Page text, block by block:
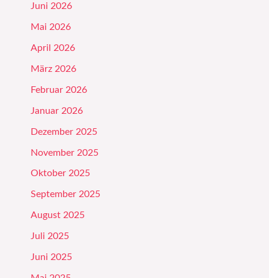
Juni 2026
Mai 2026
April 2026
März 2026
Februar 2026
Januar 2026
Dezember 2025
November 2025
Oktober 2025
September 2025
August 2025
Juli 2025
Juni 2025